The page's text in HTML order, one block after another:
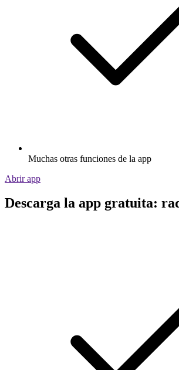
Muchas otras funciones de la app
Abrir app
Descarga la app gratuita: